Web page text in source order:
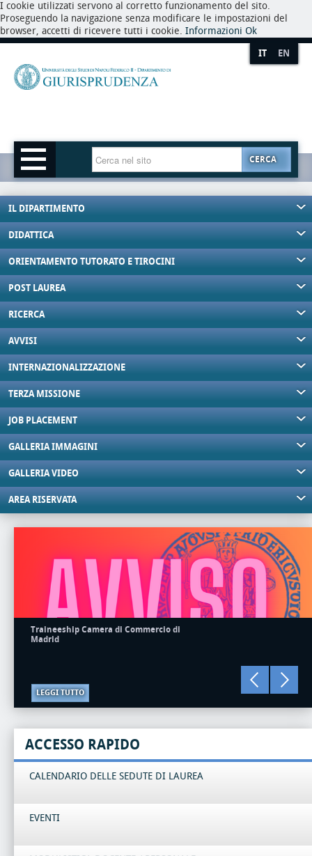
I cookie utilizzati servono al corretto funzionamento del sito.
Proseguendo la navigazione senza modificare le impostazioni del
browser, accetti di ricevere tutti i cookie. Informazioni Ok
IT EN
CERCA
IL DIPARTIMENTO
DIDATTICA
ORIENTAMENTO TUTORATO E TIROCINI
POST LAUREA
RICERCA
AVVISI
INTERNAZIONALIZZAZIONE
TERZA MISSIONE
JOB PLACEMENT
GALLERIA IMMAGINI
GALLERIA VIDEO
AREA RISERVATA
Traineeship Camera di Commercio di
Madrid
LEGGI TUTTO
ACCESSO RAPIDO
CALENDARIO DELLE SEDUTE DI LAUREA
EVENTI